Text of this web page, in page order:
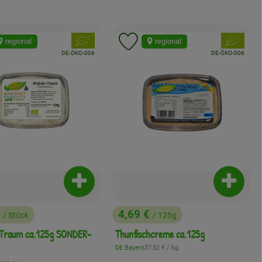
hinzufügen
/ Stück
ca.125g SONDER-
Produkt zum Warenkorb hinzufügen
, Verband:
, Kontrollstelle:
DE-ÖKO-006
regionalzu Favouriten hinzufügen
, Preis:
4,69 € / 125g
Thunfischcreme ca.125g
, Herkunft:
DE Bayern, Referenzpreis:
37,52 € / kg
, Verband:
, Kontrollstelle:
DE-ÖKO-006
regional
Produkt zu Favouriten